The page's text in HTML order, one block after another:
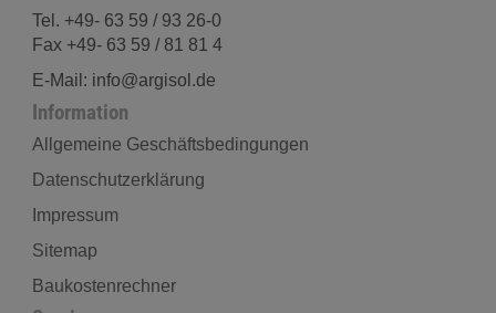
Tel. +49- 63 59 / 93 26-0
Fax +49- 63 59 / 81 81 4
E-Mail: info@argisol.de
Information
Allgemeine Geschäftsbedingungen
Datenschutzerklärung
Impressum
Sitemap
Baukostenrechner